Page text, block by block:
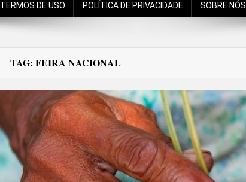
TERMOS DE USO POLÍTICA DE PRIVACIDADE SOBRE NÓS
TAG: FEIRA NACIONAL